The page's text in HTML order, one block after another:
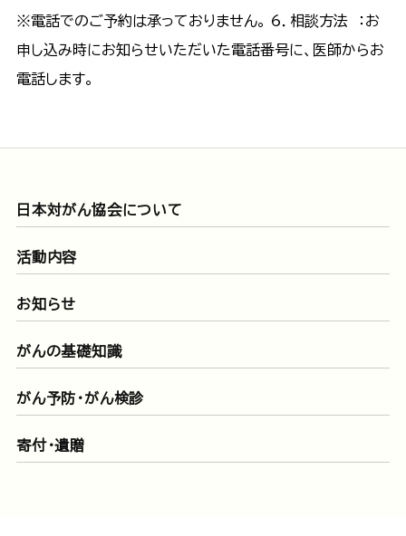
※電話でのご予約は承っておりません。 6．相談方法 ：お
申し込み時にお知らせいただいた電話番号に、医師からお
電話します。
日本対がん協会について
活動内容
お知らせ
がんの基礎知識
がん予防・がん検診
寄付・遺贈